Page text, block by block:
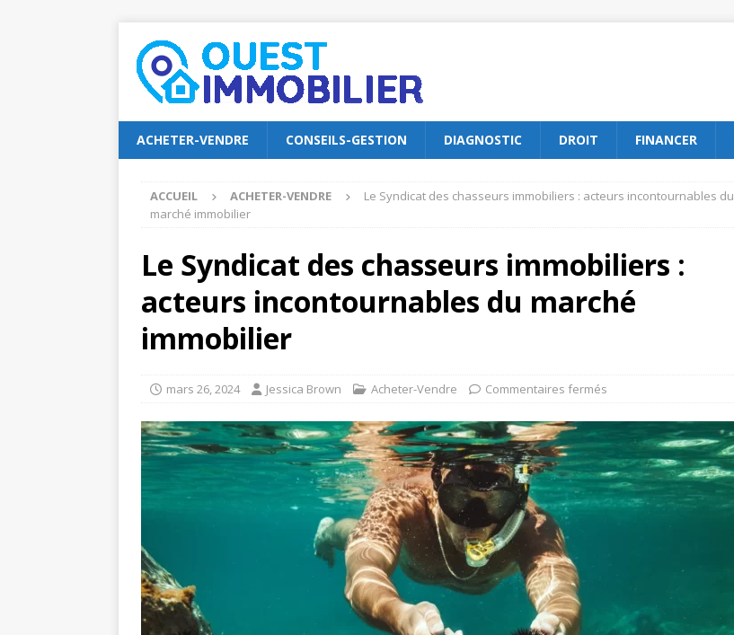
ACHETER-VENDRE CONSEILS-GESTION DIAGNOSTIC DROIT FINANCER
ACCUEIL ACHETER-VENDRE
Le Syndicat des chasseurs immobiliers : acteurs incontournables du
marché immobilier
Le Syndicat des chasseurs immobiliers :
acteurs incontournables du marché
immobilier
mars 26, 2024 Jessica Brown Acheter-Vendre Commentaires fermés